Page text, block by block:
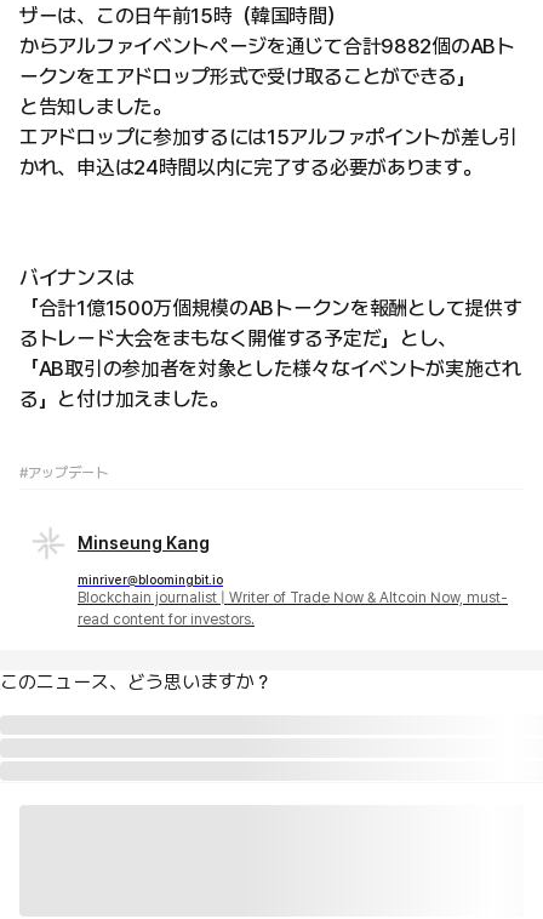
ザーは、この日午前15時（韓国時間）
からアルファイベントページを通じて合計9882個のABト
ークンをエアドロップ形式で受け取ることができる」
と告知しました。
エアドロップに参加するには15アルファポイントが差し引
かれ、申込は24時間以内に完了する必要があります。
バイナンスは
「合計1億1500万個規模のABトークンを報酬として提供す
るトレード大会をまもなく開催する予定だ」とし、
「AB取引の参加者を対象とした様々なイベントが実施され
る」と付け加えました。
#アップデート
Minseung Kang
minriver@bloomingbit.io
Blockchain journalist | Writer of Trade Now & Altcoin Now, must-
read content for investors.
このニュース、どう思いますか？